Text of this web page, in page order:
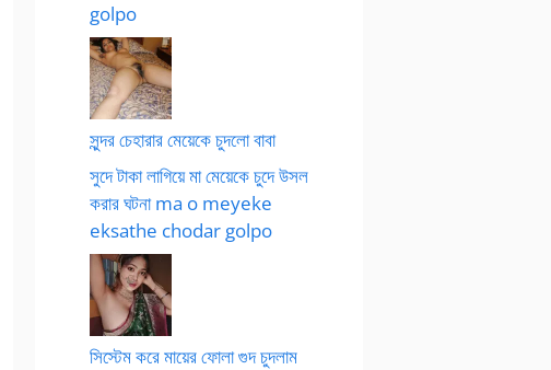
golpo
সুন্দর চেহারার মেয়েকে চুদলো বাবা
সুদে টাকা লাগিয়ে মা মেয়েকে চুদে উসল
করার ঘটনা ma o meyeke
eksathe chodar golpo
সিস্টেম করে মায়ের ফোলা গুদ চুদলাম